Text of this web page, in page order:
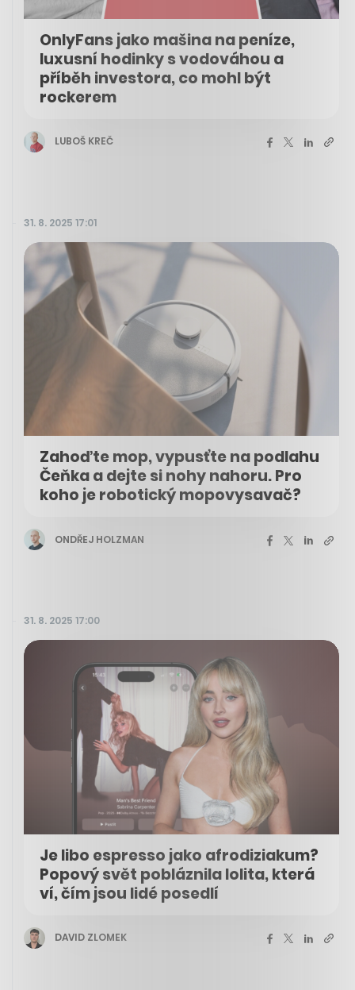
OnlyFans jako mašina na peníze,
luxusní hodinky s vodováhou a
příběh investora, co mohl být
rockerem
LUBOŠ KREČ
31. 8. 2025 17:01
Zahoďte mop, vypusťte na podlahu
Čeňka a dejte si nohy nahoru. Pro
koho je robotický mopovysavač?
ONDŘEJ HOLZMAN
31. 8. 2025 17:00
Je libo espresso jako afrodiziakum?
Popový svět pobláznila lolita, která
ví, čím jsou lidé posedlí
DAVID ZLOMEK